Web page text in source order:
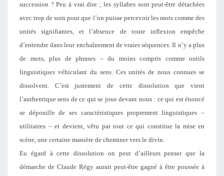
succession ? Peu à vrai dire ; les syllabes sont peut-être détachées
avec trop de soin pour que l’on puisse percevoir les mots comme des
unités signifiantes, et l’absence de toute inflexion empêche
d’entendre dans leur enchaînement de vraies séquences. Il n’y a plus
de mots, plus de phrases – du moins compris comme outils
linguistiques véhiculant du sens. Ces unités de nous connues se
dissolvent. C’est justement de cette dissolution que vient
l’authentique sens de ce qui se joue devant nous : ce qui est énoncé
se dépouille de ses caractéristiques proprement linguistiques –
utilitaires – et devient, vêtu par tout ce qui constitue la mise en
scène, une certaine manière de cheminer vers le divin.
Eu égard à cette dissolution on peut d’ailleurs penser que la
démarche de Claude Régy aurait peut-être gagné à être poussée à